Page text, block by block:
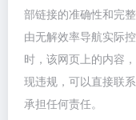
部链接的准确性和完
由无解效率导航实际
时，该网页上的内容
现违规，可以直接联
承担任何责任。